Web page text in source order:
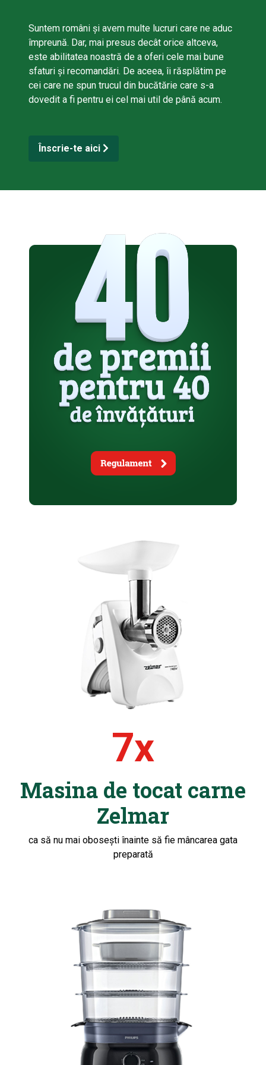
Suntem români și avem multe lucruri care ne aduc
împreună. Dar, mai presus decât orice altceva,
este abilitatea noastră de a oferi cele mai bune
sfaturi și recomandări. De aceea, îi răsplătim pe
cei care ne spun trucul din bucătărie care s-a
dovedit a fi pentru ei cel mai util de până acum.
Înscrie-te aici
7x
Masina de tocat carne
Zelmar
ca să nu mai obosești înainte să fie mâncarea gata
preparată